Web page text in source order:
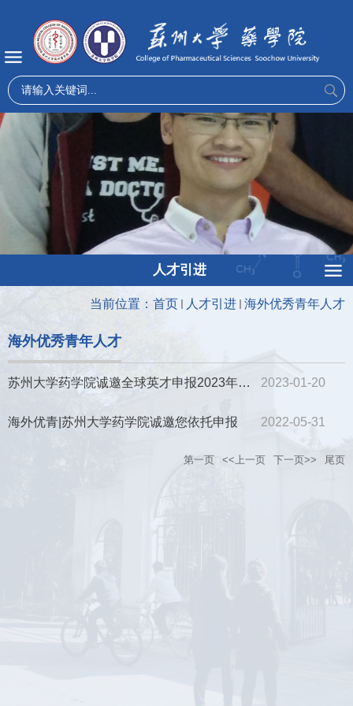
人才引进
当前位置： 首页 人才引进 海外优秀青年人才
海外优秀青年人才
苏州大学药学院诚邀全球英才申报2023年海外优青项目 2023-01-20
海外优青|苏州大学药学院诚邀您依托申报 2022-05-31
第一页 <<上一页 下一页>> 尾页